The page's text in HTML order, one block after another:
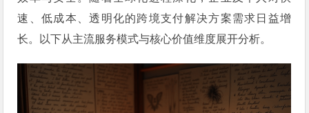
速、低成本、透明化的跨境支付解决方案需求日益增
长。以下从主流服务模式与核心价值维度展开分析。